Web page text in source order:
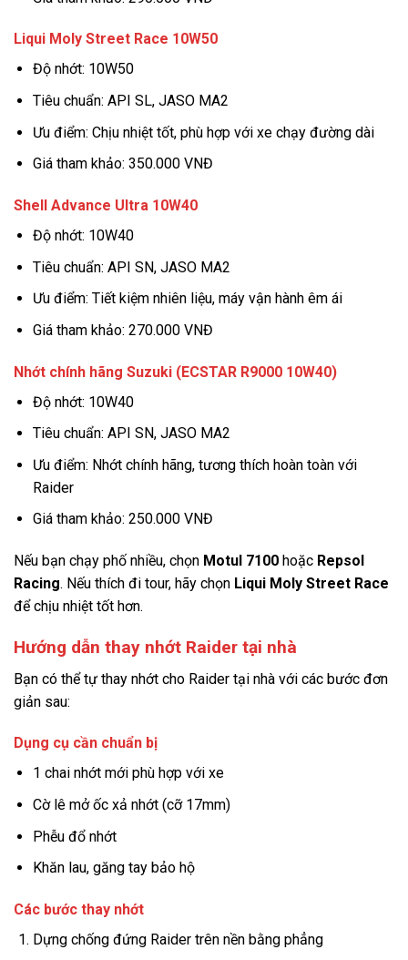
Liqui Moly Street Race 10W50
Độ nhớt: 10W50
Tiêu chuẩn: API SL, JASO MA2
Ưu điểm: Chịu nhiệt tốt, phù hợp với xe chạy đường dài
Giá tham khảo: 350.000 VNĐ
Shell Advance Ultra 10W40
Độ nhớt: 10W40
Tiêu chuẩn: API SN, JASO MA2
Ưu điểm: Tiết kiệm nhiên liệu, máy vận hành êm ái
Giá tham khảo: 270.000 VNĐ
Nhớt chính hãng Suzuki (ECSTAR R9000 10W40)
Độ nhớt: 10W40
Tiêu chuẩn: API SN, JASO MA2
Ưu điểm: Nhớt chính hãng, tương thích hoàn toàn với
Raider
Giá tham khảo: 250.000 VNĐ
Nếu bạn chạy phố nhiều, chọn Motul 7100 hoặc Repsol
Racing. Nếu thích đi tour, hãy chọn Liqui Moly Street Race
để chịu nhiệt tốt hơn.
Hướng dẫn thay nhớt Raider tại nhà
Bạn có thể tự thay nhớt cho Raider tại nhà với các bước đơn
giản sau:
Dụng cụ cần chuẩn bị
1 chai nhớt mới phù hợp với xe
Cờ lê mở ốc xả nhớt (cỡ 17mm)
Phễu đổ nhớt
Khăn lau, găng tay bảo hộ
Các bước thay nhớt
Dựng chống đứng Raider trên nền bằng phẳng